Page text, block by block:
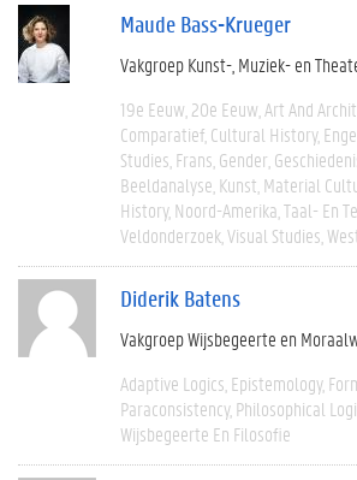
Maude Bass-Krueger
Vakgroep Kunst-, Muziek- en
19e Eeuw 20e Eeuw Art And
Comparatief Cultural History
Studies Frans Gender
Beeldanalyse Kunst Material
History Noord-Amerika Taal- En
Veldonderzoek Visual Studies
Diderik Batens
Vakgroep Wijsbegeerte en
Adaptive Logics Epistemology
Paraconsistency Philosophical
Wijsbegeerte En Filosofie